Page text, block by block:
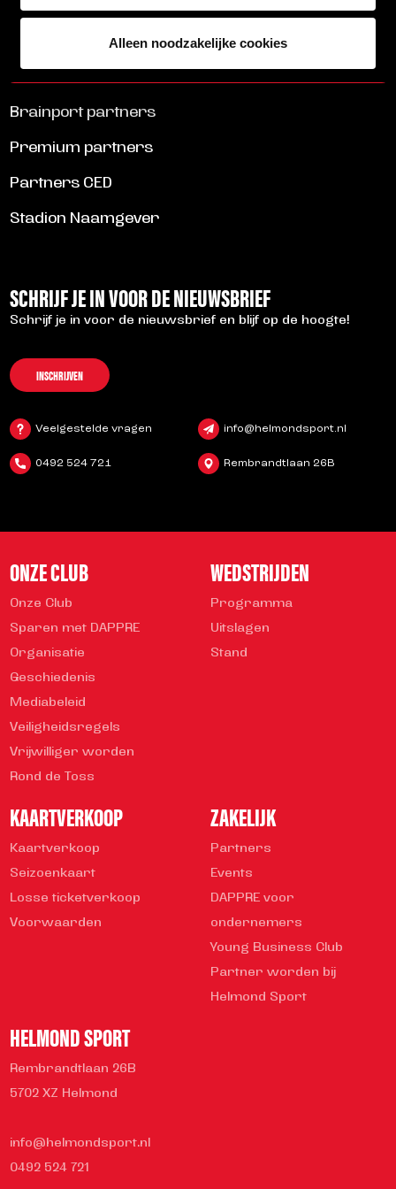
Alleen noodzakelijke cookies
Brainport partners
Premium partners
Partners CED
Stadion Naamgever
SCHRIJF JE IN VOOR DE NIEUWSBRIEF
Schrijf je in voor de nieuwsbrief en blijf op de hoogte!
INSCHRIJVEN
Veelgestelde vragen info@helmondsport.nl
0492 524 721 Rembrandtlaan 26B
ONZE CLUB
Onze Club
Sparen met DAPPRE
Organisatie
Geschiedenis
Mediabeleid
Veiligheidsregels
Vrijwilliger worden
Rond de Toss
WEDSTRIJDEN
Programma
Uitslagen
Stand
KAARTVERKOOP
Kaartverkoop
Seizoenkaart
Losse ticketverkoop
Voorwaarden
ZAKELIJK
Partners
Events
DAPPRE voor
ondernemers
Young Business Club
Partner worden bij
Helmond Sport
HELMOND SPORT
Rembrandtlaan 26B
5702 XZ Helmond
info@helmondsport.nl
0492 524 721